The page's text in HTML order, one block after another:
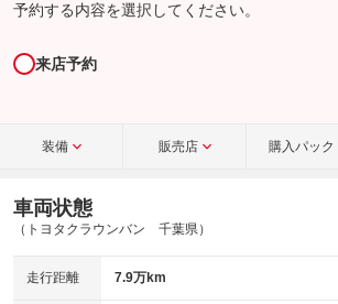
予約する内容を選択してください。
来店予約
装備 販売店 購入パック
車両状態
（トヨタクラウンバン 千葉県）
走行距離 7.9万km